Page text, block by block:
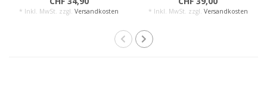
* Inkl. MwSt. zzgl.Versandkosten * Inkl. MwSt. zzgl. Versandkosten